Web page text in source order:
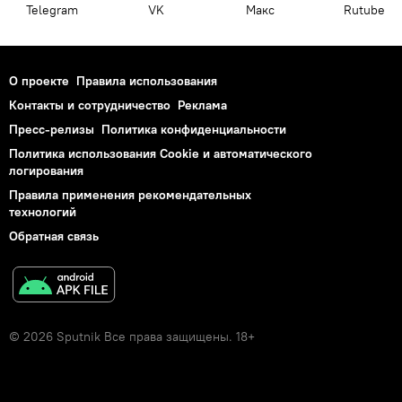
Telegram VK Макс Rutube
О проекте Правила использования
Контакты и сотрудничество Реклама
Пресс-релизы Политика конфиденциальности
Политика использования Cookie и автоматического
логирования
Правила применения рекомендательных
технологий
Обратная связь
© 2026 Sputnik Все права защищены. 18+